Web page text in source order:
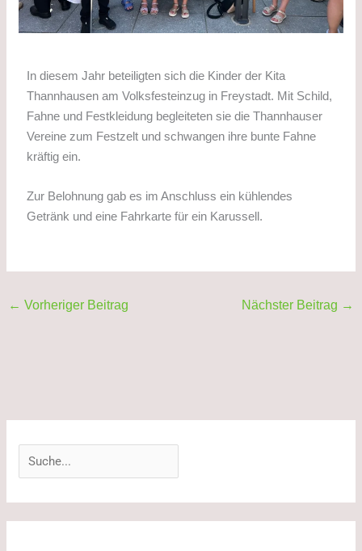
In diesem Jahr beteiligten sich die Kinder der Kita
Thannhausen am Volksfesteinzug in Freystadt. Mit Schild,
Fahne und Festkleidung begleiteten sie die Thannhauser
Vereine zum Festzelt und schwangen ihre bunte Fahne
kräftig ein.
Zur Belohnung gab es im Anschluss ein kühlendes
Getränk und eine Fahrkarte für ein Karussell.
← Vorheriger Beitrag Nächster Beitrag →
c
h